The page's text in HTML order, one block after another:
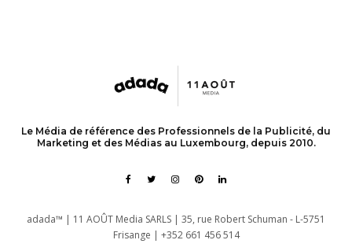
Le Média de référence des Professionnels de la Publicité, du
Marketing et des Médias au Luxembourg, depuis 2010.
adada™ | 11 AOÛT Media SARLS | 35, rue Robert Schuman - L-5751
Frisange | +352 661 456 514